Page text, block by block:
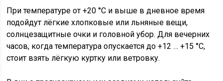
При температуре от +20 °C и выше в дневное время
подойдут лёгкие хлопковые или льняные вещи,
солнцезащитные очки и головной убор. Для вечерних
часов, когда температура опускается до +12 … +15 °C,
стоит взять лёгкую куртку или ветровку.